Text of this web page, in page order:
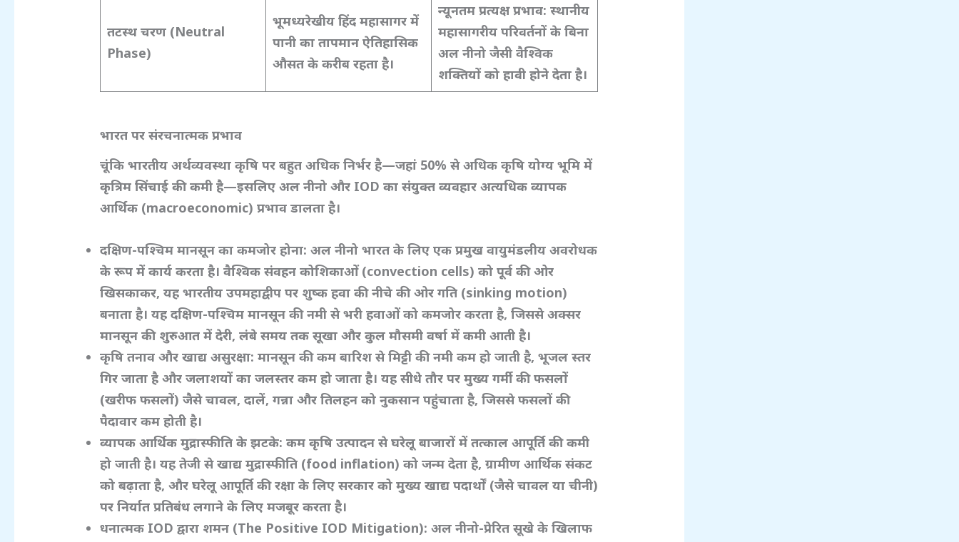
तटस्थ चरण (Neutral
Phase)
भूमध्यरेखीय हिंद महासागर में
पानी का तापमान ऐतिहासिक
औसत के करीब रहता है।
न्यूनतम प्रत्यक्ष प्रभाव:स्थानीय
महासागरीय परिवर्तनों के बिना
अल नीनो जैसी वैश्विक
शक्तियों को हावी होने देता है।
भारत पर संरचनात्मक प्रभाव
चूंकि भारतीय अर्थव्यवस्था कृषि पर बहुत अधिक निर्भर है—जहां 50%से अधिक कृषि योग्य भूमि में
कृत्रिम सिंचाई की कमी है—इसलिए अल नीनो और IODका संयुक्त व्यवहार अत्यधिक व्यापक
आर्थिक (macroeconomic)प्रभाव डालता है।
दक्षिण-पश्चिम मानसून का कमजोर होना:अल नीनो भारत के लिए एक प्रमुख वायुमंडलीय अवरोधक
के रूप में कार्य करता है। वैश्विक संवहन कोशिकाओं (convection cells)को पूर्व की ओर
खिसकाकर,यह भारतीय उपमहाद्वीप पर शुष्क हवा की नीचे की ओर गति (sinking motion)
बनाता है। यह दक्षिण-पश्चिम मानसून की नमी से भरी हवाओं को कमजोर करता है,जिससे अक्सर
मानसून की शुरुआत में देरी,लंबे समय तक सूखा और कुल मौसमी वर्षा में कमी आती है।
कृषि तनाव और खाद्य असुरक्षा:मानसून की कम बारिश से मिट्टी की नमी कम हो जाती है,भूजल स्तर
गिर जाता है और जलाशयों का जलस्तर कम हो जाता है। यह सीधे तौर पर मुख्य गर्मी की फसलों
(खरीफ फसलों) जैसे चावल,दालें,गन्ना और तिलहन को नुकसान पहुंचाता है,जिससे फसलों की
पैदावार कम होती है।
व्यापक आर्थिक मुद्रास्फीति के झटके:कम कृषि उत्पादन से घरेलू बाजारों में तत्काल आपूर्ति की कमी
हो जाती है। यह तेजी से खाद्य मुद्रास्फीति (food inflation)को जन्म देता है,ग्रामीण आर्थिक संकट
को बढ़ाता है,और घरेलू आपूर्ति की रक्षा के लिए सरकार को मुख्य खाद्य पदार्थों (जैसे चावल या चीनी)
पर निर्यात प्रतिबंध लगाने के लिए मजबूर करता है।
धनात्मक IODद्वारा शमन (The Positive IOD Mitigation):अल नीनो-प्रेरित सूखे के खिलाफ